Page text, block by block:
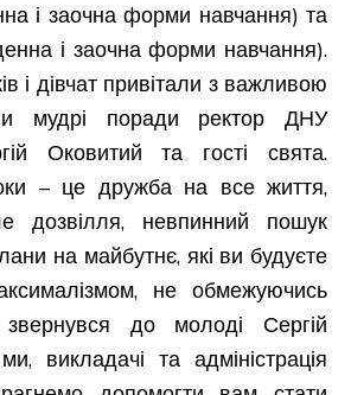
і заочна форми навчання) та
і заочна форми навчання).
і дівчат привітали з важливою
мудрі поради ректор ДНУ
Оковитий та гості свята.
– це дружба на все життя,
дозвілля, невпинний пошук
на майбутнє, які ви будуєте
не обмежуючись
до молоді Сергій
викладачі та адміністрація